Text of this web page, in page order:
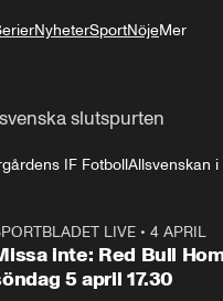
NyheterSportNöjeMer
slutspurten
IF FotbollAllsvenskan i
LIVE •4 APRIL
inte: Red Bull
5 april 17.30